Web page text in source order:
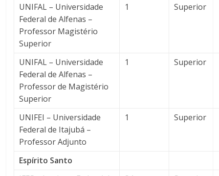
UNIFAL – Universidade
Federal de Alfenas –
Professor Magistério
Superior
1 Superior
UNIFAL – Universidade
Federal de Alfenas –
Professor de Magistério
Superior
1 Superior
UNIFEI – Universidade
Federal de Itajubá –
Professor Adjunto
1 Superior
Espírito Santo